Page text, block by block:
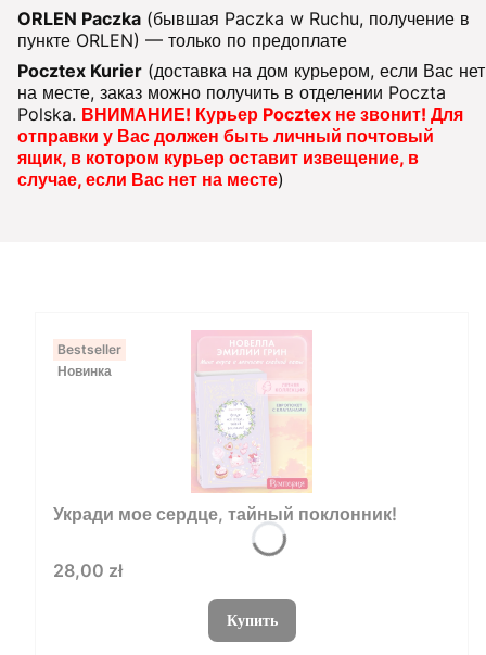
ORLEN Paczka (бывшая Paczka w Ruchu, получение в
пункте ORLEN) — только по предоплате
Pocztex Kurier (доставка на дом курьером, если Вас нет
на месте, заказ можно получить в отделении Poczta
Polska. ВНИМАНИЕ! Курьер Pocztex не звонит! Для
отправки у Вас должен быть личный почтовый
ящик, в котором курьер оставит извещение, в
случае, если Вас нет на месте)
Bestseller
Новинка
Укради мое сердце, тайный поклонник!
Цена
28,00 zł
Купить